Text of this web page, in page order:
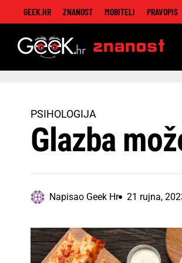
GEEK.HR ZNANOST MOBITELI PRAVOPIS
Znanost
PSIHOLOGIJA
Glazba
Napisao Geek Hr 21 rujna,